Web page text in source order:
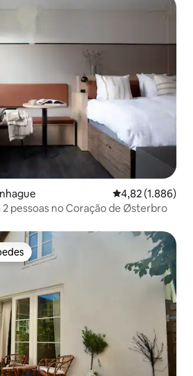
4,82 de uma
4,82 (1.886)
pessoas no Coração de Østerbro
dos hóspedes